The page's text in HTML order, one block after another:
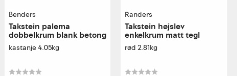
Benders
Takstein palema
dobbelkrum blank betong
kastanje 4.05kg
Randers
Takstein højslev
enkelkrum matt tegl
rød 2.81kg